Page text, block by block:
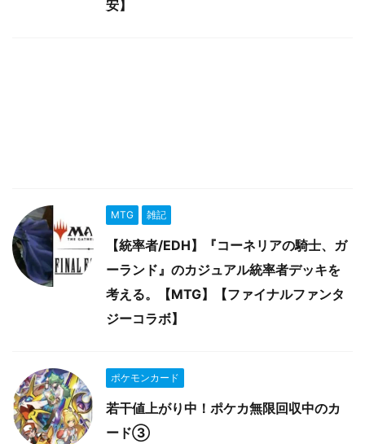
安】
MTG 雑記
【統率者/EDH】『コーネリアの騎士、ガ
ーランド』のカジュアル統率者デッキを
考える。【MTG】【ファイナルファンタ
ジーコラボ】
ポケモンカード
若干値上がり中！ポケカ無限回収中のカ
ード③